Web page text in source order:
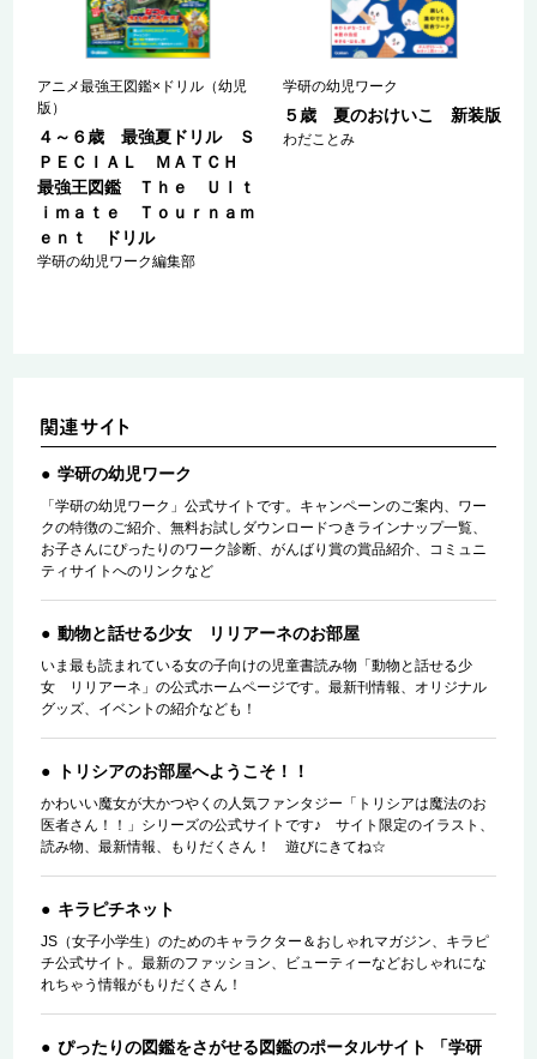
アニメ最強王図鑑×ドリル（幼児
版）
４～６歳 最強夏ドリル Ｓ
ＰＥＣＩＡＬ ＭＡＴＣＨ
最強王図鑑 Ｔｈｅ Ｕｌｔ
ｉｍａｔｅ Ｔｏｕｒｎａｍ
ｅｎｔ ドリル
学研の幼児ワーク編集部
学研の幼児ワーク
５歳 夏のおけいこ 新装版
わだことみ
学研の幼児ワーク
「学研の幼児ワーク」公式サイトです。キャンペーンのご案内、ワー
クの特徴のご紹介、無料お試しダウンロードつきラインナップ一覧、
お子さんにぴったりのワーク診断、がんばり賞の賞品紹介、コミュニ
ティサイトへのリンクなど
動物と話せる少女 リリアーネのお部屋
いま最も読まれている女の子向けの児童書読み物「動物と話せる少
女 リリアーネ」の公式ホームページです。最新刊情報、オリジナル
グッズ、イベントの紹介なども！
トリシアのお部屋へようこそ！！
かわいい魔女が大かつやくの人気ファンタジー「トリシアは魔法のお
医者さん！！」シリーズの公式サイトです♪ サイト限定のイラスト、
読み物、最新情報、もりだくさん！ 遊びにきてね☆
キラピチネット
JS（女子小学生）のためのキャラクター＆おしゃれマガジン、キラピ
チ公式サイト。最新のファッション、ビューティーなどおしゃれにな
れちゃう情報がもりだくさん！
ぴったりの図鑑をさがせる図鑑のポータルサイト 「学研